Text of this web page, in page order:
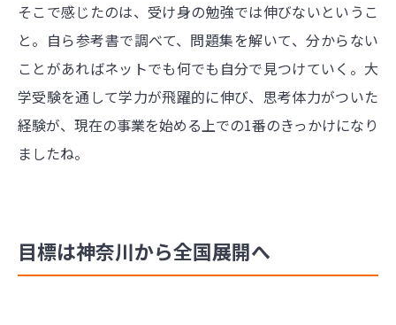
そこで感じたのは、受け身の勉強では伸びないというこ
と。自ら参考書で調べて、問題集を解いて、分からない
ことがあればネットでも何でも自分で見つけていく。大
学受験を通して学力が飛躍的に伸び、思考体力がついた
経験が、現在の事業を始める上での1番のきっかけになり
ましたね。
目標は神奈川から全国展開へ